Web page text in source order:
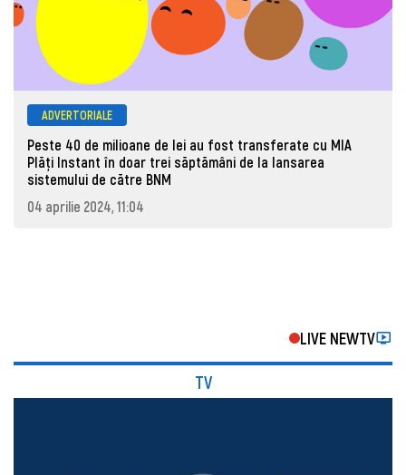
ADVERTORIALE
Peste 40 de milioane de lei au fost transferate cu MIA
Plăți Instant în doar trei săptămâni de la lansarea
sistemului de către BNM
04 aprilie 2024, 11:04
LIVE NEWTV
TV